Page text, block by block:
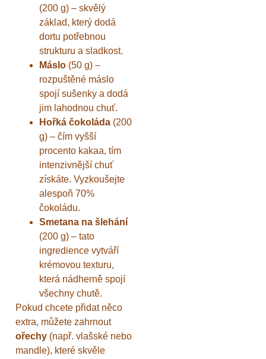
(200 g) – skvělý
základ, který dodá
dortu potřebnou
strukturu a sladkost.
Máslo (50 g) –
rozpuštěné máslo
spojí sušenky a dodá
jim lahodnou chuť.
Hořká čokoláda (200
g) – čím vyšší
procento kakaa, tím
intenzivnější chuť
získáte. Vyzkoušejte
alespoň 70%
čokoládu.
Smetana na šlehání
(200 g) – tato
ingredience vytváří
krémovou texturu,
která nádherně spojí
všechny chutě.
Pokud chcete přidat něco
extra, můžete zahrnout
ořechy (např. vlašské nebo
mandle), které skvěle